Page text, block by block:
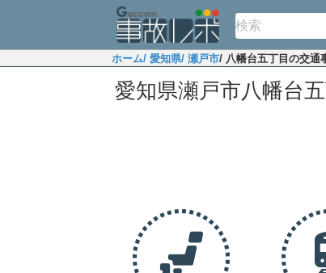
ホーム/ 愛知県/ 瀬戸市/ 八幡台五丁目の交通
愛知県瀬戸市八幡台